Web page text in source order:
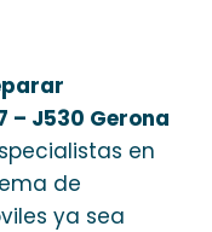
– J530 Gerona
en
de
ya sea